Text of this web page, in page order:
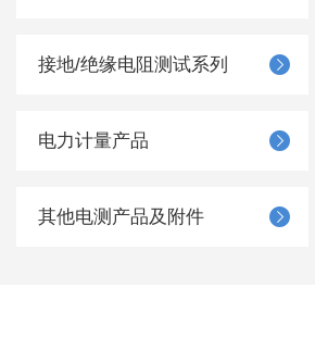
接地/绝缘电阻测试系列
电力计量产品
其他电测产品及附件